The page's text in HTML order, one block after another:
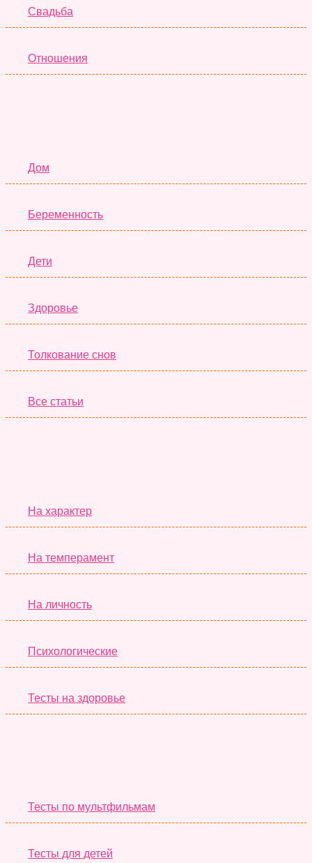
Свадьба
Отношения
Дом
Беременность
Дети
Здоровье
Толкование снов
Все статьи
На характер
На темперамент
На личность
Психологические
Тесты на здоровье
Тесты по мультфильмам
Тесты для детей